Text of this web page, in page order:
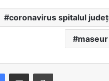
coronavirus spitalul
FacebookDistribuie prin e-mail Imprimare